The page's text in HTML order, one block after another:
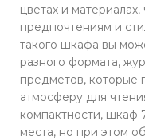
цветах и
предпочтениям и
такого шкафа вы
разного формата,
предметов, которые
атмосферу для
компактности, шкаф
места, но при этом